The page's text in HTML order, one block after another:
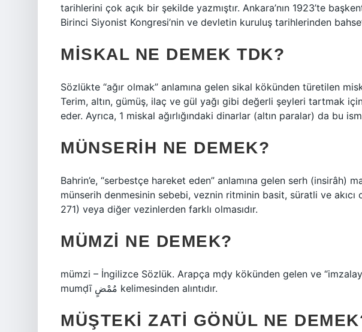
tarihlerini çok açık bir şekilde yazmıştır. Ankara’nın 1923’te
Birinci Siyonist Kongresi’nin ve devletin kuruluş tarihlerinden
MISKAL NE DEMEK TDK?
Sözlükte “ağır olmak” anlamına gelen sikal kökünden türetilen
Terim, altın, gümüş, ilaç ve gül yağı gibi değerli şeyleri tartmak
eder. Ayrıca, 1 miskal ağırlığındaki dinarlar (altın paralar) da bu
MÜNSERIH NE DEMEK?
Bahrin’e, “serbestçe hareket eden” anlamına gelen serh (insirâh)
münserih denmesinin sebebi, veznin ritminin basit, süratli ve akıcı
271) veya diğer vezinlerden farklı olmasıdır.
MÜMZI NE DEMEK?
mümzi – İngilizce Sözlük. Arapça mḍy kökünden gelen ve
mumḍī مُمْضٍ kelimesinden alıntıdır.
MÜŞTEKI ZATI GÖNÜL NE